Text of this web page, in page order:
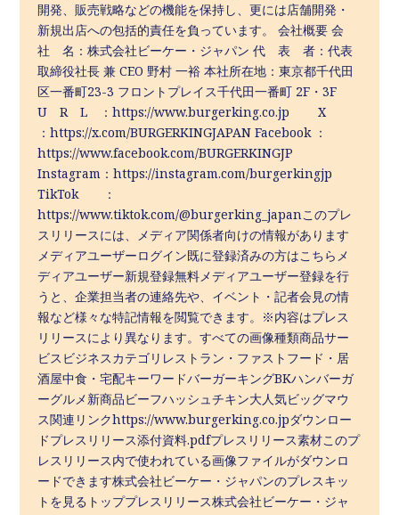
開発、販売戦略などの機能を保持し、更には店舗開発・
新規出店への包括的責任を負っています。 会社概要 会
社 名：株式会社ビーケー・ジャパン 代 表 者：代表
取締役社長 兼 CEO 野村 一裕 本社所在地：東京都千代田
区一番町23-3 フロントプレイス千代田一番町 2F・3F
U R L ：https://www.burgerking.co.jp X
：https://x.com/BURGERKINGJAPAN Facebook ：
https://www.facebook.com/BURGERKINGJP
Instagram：https://instagram.com/burgerkingjp
TikTok ：
https://www.tiktok.com/@burgerking_japanこのプレ
スリリースには、メディア関係者向けの情報があります
メディアユーザーログイン既に登録済みの方はこちらメ
ディアユーザー新規登録無料メディアユーザー登録を行
うと、企業担当者の連絡先や、イベント・記者会見の情
報など様々な特記情報を閲覧できます。※内容はプレス
リリースにより異なります。すべての画像種類商品サー
ビスビジネスカテゴリレストラン・ファストフード・居
酒屋中食・宅配キーワードバーガーキングBKハンバーガ
ーグルメ新商品ビーフハッシュチキン大人気ビッグマウ
ス関連リンクhttps://www.burgerking.co.jpダウンロー
ドプレスリリース添付資料.pdfプレスリリース素材このプ
レスリリース内で使われている画像ファイルがダウンロ
ードできます株式会社ビーケー・ジャパンのプレスキッ
トを見るトッププレスリリース株式会社ビーケー・ジャ